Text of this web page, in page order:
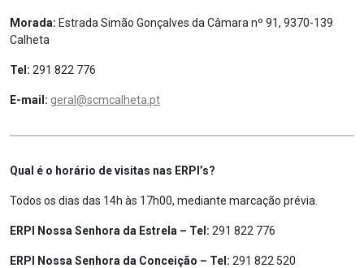
Morada: Estrada Simão Gonçalves da Câmara nº 91, 9370-139
Calheta
Tel: 291 822 776
E-mail: geral@scmcalheta.pt
Qual é o horário de visitas nas ERPI’s?
Todos os dias das 14h às 17h00, mediante marcação prévia.
ERPI Nossa Senhora da Estrela – Tel: 291 822 776
ERPI Nossa Senhora da Conceição – Tel: 291 822 520